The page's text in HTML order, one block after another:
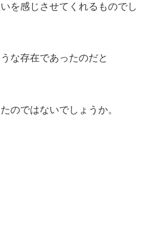
を感じさせてくれるものでし
な存在であったのだと
のではないでしょうか。